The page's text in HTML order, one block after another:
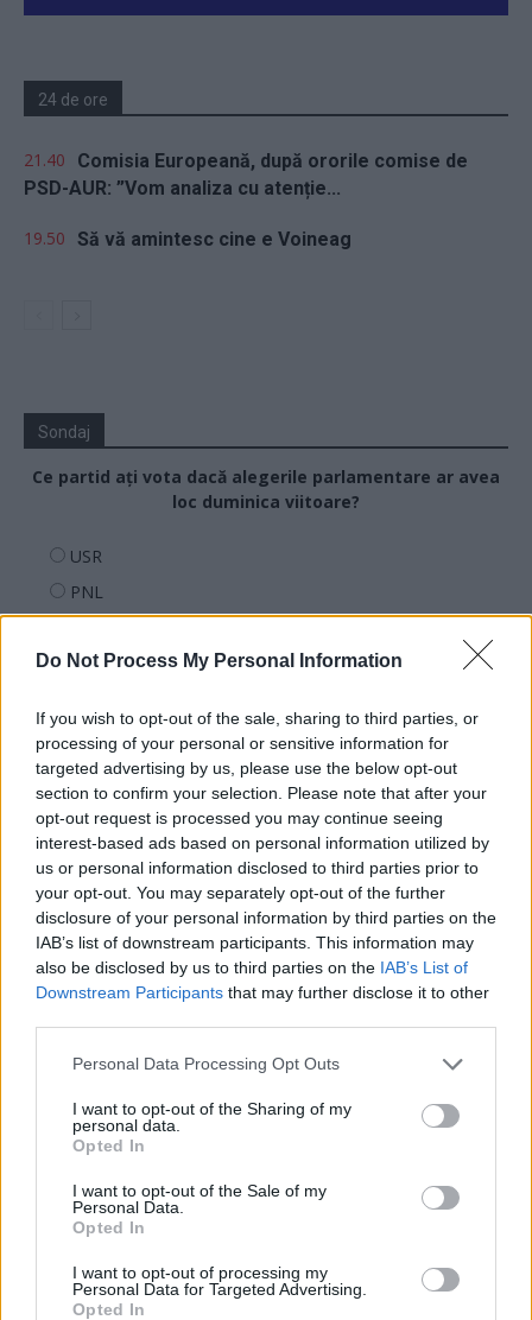
Do Not Process My Personal Information
If you wish to opt-out of the sale, sharing to third parties, or
processing of your personal or sensitive information for
targeted advertising by us, please use the below opt-out
section to confirm your selection. Please note that after your
opt-out request is processed you may continue seeing
interest-based ads based on personal information utilized by
us or personal information disclosed to third parties prior to
your opt-out. You may separately opt-out of the further
disclosure of your personal information by third parties on the
IAB’s list of downstream participants. This information may
also be disclosed by us to third parties on the IAB’s List of
Downstream Participants that may further disclose it to other
Personal Data Processing Opt Outs
I want to opt-out of the Sharing of my
personal data.
Opted In
I want to opt-out of the Sale of my
Personal Data.
Opted In
I want to opt-out of processing my
Personal Data for Targeted Advertising.
Opted In
24 de ore
21.40
Comisia Europeană, după ororile comise de
PSD-AUR: ”Vom analiza cu atenție...
19.50 Să vă amintesc cine e Voineag
Sondaj
Ce partid ați vota dacă alegerile parlamentare ar avea
loc duminica viitoare?
USR
PNL
AUR
PMP (Tomac)
Forța Dreptei (L. Orban)
PNȚMM
REPER
SENS
SOS (Șoșoacă)
POT (Gavrilă)
PACE (Peia)
PDF (Lazarus)
PNȚCD (Pavelescu)
PNCR (Terheș)
Partidul Patrioților (Surugiu)
FAR (Coarnă)
România pe Primul Loc (Ponta)
Altul